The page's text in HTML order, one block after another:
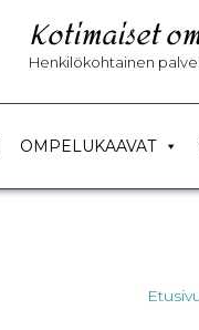
Kotimaiset
Henkilökohtainen
OMPELUKAAVAT